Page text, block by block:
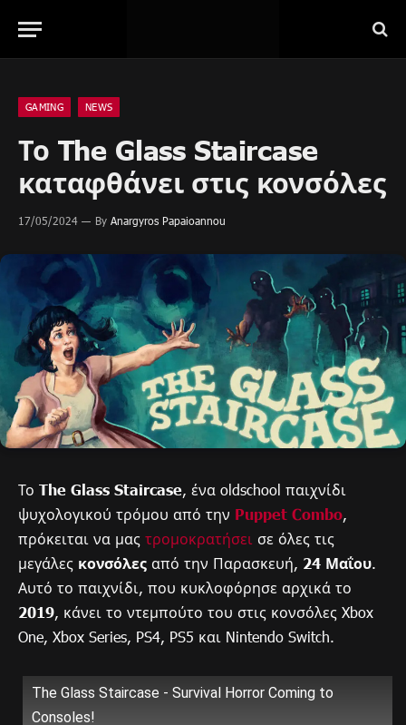
GAMING NEWS
Το The Glass Staircase
καταφθάνει στις κονσόλες
17/05/2024 By Anargyros Papaioannou
Το The Glass Staircase, ένα oldschool παιχνίδι
ψυχολογικού τρόμου από την Puppet Combo,
πρόκειται να μας τρομοκρατήσει σε όλες τις
μεγάλες κονσόλες από την Παρασκευή, 24 Μαΐου.
Αυτό το παιχνίδι, που κυκλοφόρησε αρχικά το
2019, κάνει το ντεμπούτο του στις κονσόλες Xbox
One, Xbox Series, PS4, PS5 και Nintendo Switch.
The Glass Staircase - Survival Horror Coming to
Consoles!